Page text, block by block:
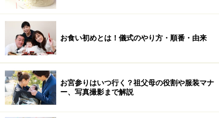
それから、生まれたての赤ちゃんは首が座っておらず体
もフニャフニャしているので、赤ちゃんを抱っこするこ
とに慣れていない人が赤ちゃんを抱っこするとぎこちな
い抱き方になってしまいますね。私の母も私の子を抱っ
て抱っこしていました。そんなときこそお母さんの匂い
がついたトッポンチーノに赤ちゃんを乗せて抱っこして
もらうと抱っこする方も安心でしょう。
お食い初めとは！儀式のやり方・順番・由来
お宮参りはいつ行く？祖父母の役割や服装マナ
ー、写真撮影まで解説